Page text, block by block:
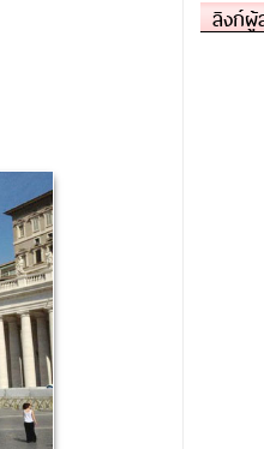
ลิงก์